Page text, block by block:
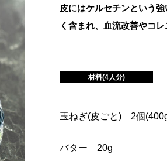
皮にはケルセチンという
く含まれ、血流改善やコ
材料(4人分)
玉ねぎ(皮ごと) 2個
バター 20g